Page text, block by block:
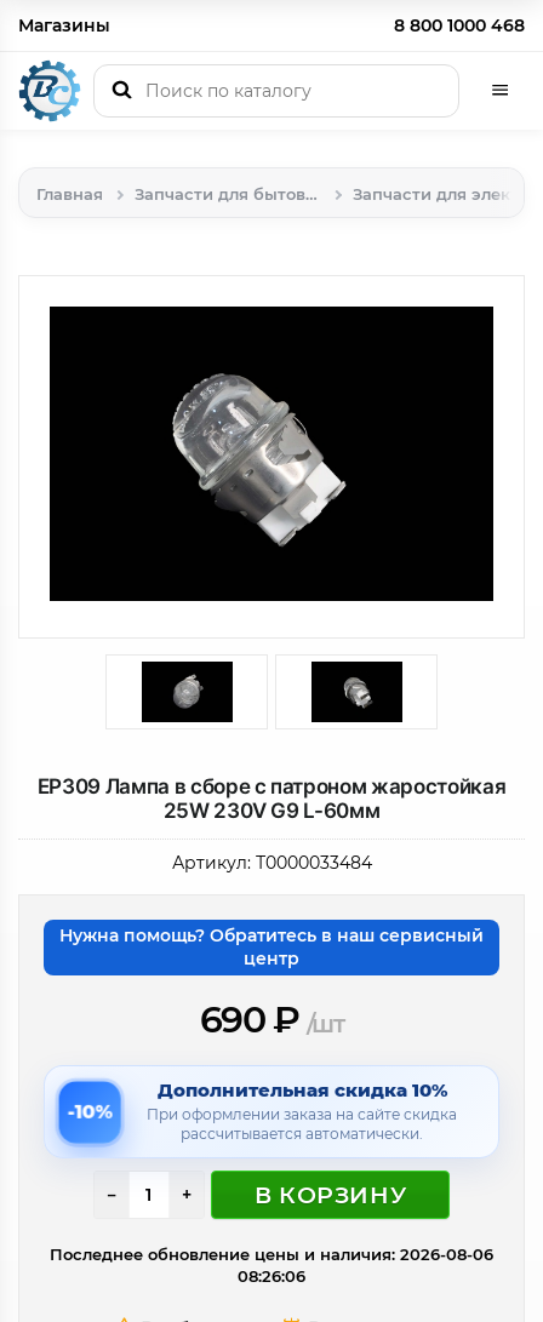
Магазины 8 800 1000 468
Главная Запчасти для бытовой техники
EP309 Лампа в сборе с патроном жаростойкая
25W 230V G9 L-60мм
Артикул: Т0000033484
Нужна помощь? Обратитесь в наш сервисный
центр
690 ₽ /шт
-10%
Дополнительная скидка 10%
При оформлении заказа на сайте скидка
рассчитывается автоматически.
− + В КОРЗИНУ
Последнее обновление цены и наличия: 2026-08-06
08:26:06